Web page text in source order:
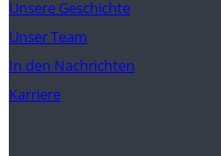
Unsere Geschichte
Unser Team
In den Nachrichten
Karriere